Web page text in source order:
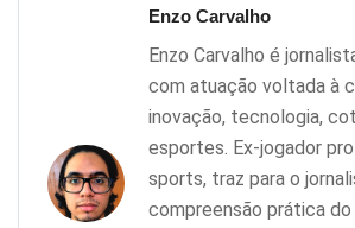
Enzo Carvalho
Enzo Carvalho é
com atuação voltada à
inovação, tecnologia,
esportes. Ex-jogador
sports, traz para o
compreensão prática